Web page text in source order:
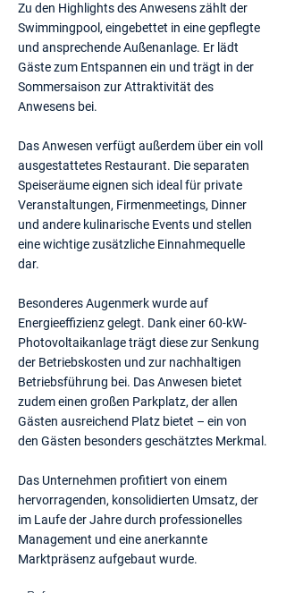
Zu den Highlights des Anwesens zählt der
Swimmingpool, eingebettet in eine gepflegte
und ansprechende Außenanlage. Er lädt
Gäste zum Entspannen ein und trägt in der
Sommersaison zur Attraktivität des
Anwesens bei.
Das Anwesen verfügt außerdem über ein voll
ausgestattetes Restaurant. Die separaten
Speiseräume eignen sich ideal für private
Veranstaltungen, Firmenmeetings, Dinner
und andere kulinarische Events und stellen
eine wichtige zusätzliche Einnahmequelle
dar.
Besonderes Augenmerk wurde auf
Energieeffizienz gelegt. Dank einer 60-kW-
Photovoltaikanlage trägt diese zur Senkung
der Betriebskosten und zur nachhaltigen
Betriebsführung bei. Das Anwesen bietet
zudem einen großen Parkplatz, der allen
Gästen ausreichend Platz bietet – ein von
den Gästen besonders geschätztes Merkmal.
Das Unternehmen profitiert von einem
hervorragenden, konsolidierten Umsatz, der
im Laufe der Jahre durch professionelles
Management und eine anerkannte
Marktpräsenz aufgebaut wurde.